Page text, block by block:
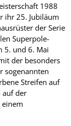
1988
ihr 25. Jubiläum
der Serie
Superpole-
5. und 6. Mai
der besonders
sogenannten
Streifen auf
auf der
einem